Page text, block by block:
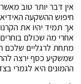
אין דבר יותר טוב
חיפוש ההשקעה
אך תמיד יהיו את
אחרי מה שכולם
מתחת לרגליים שלכם
שמשקיע כסף ירצה
ההמונים היא לגמרי